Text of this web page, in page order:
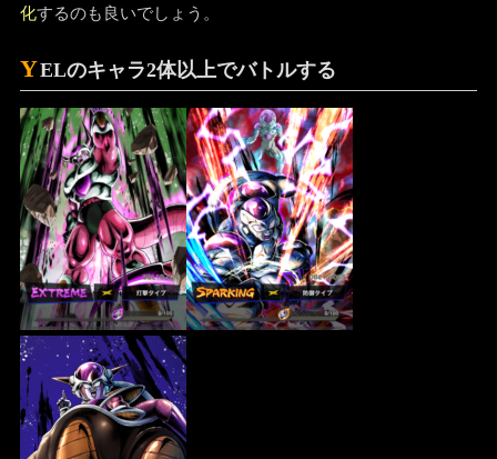
化するのも良いでしょう。
YELのキャラ2体以上でバトルする